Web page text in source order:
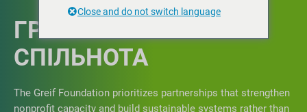
ГРАЙФА В
СПІЛЬНОТА
The Greif Foundation prioritizes partnerships that strengthen
nonprofit capacity and build sustainable systems rather than
Close and do not switch language